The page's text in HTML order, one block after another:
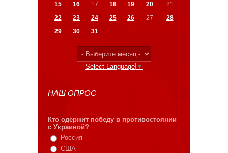
15
16 17 18 19 20
21
22
23 24 25 26 27
28
29
30 31
Select Language ▼
НАШ ОПРОС
Кто одержит победу в противостоянии
с Украиной?
Россия
США